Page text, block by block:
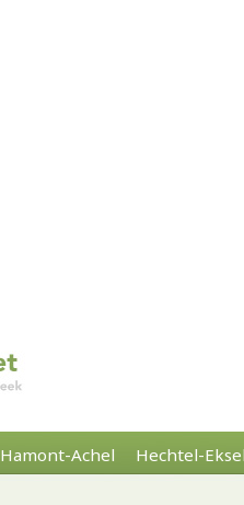
Hamont-Achel Hechtel-